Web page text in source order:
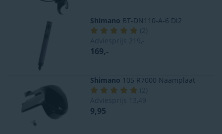
Shimano BT-DN110-A-6 Di2
(2
Adviesprijs 219,-
169,-
Shimano 105 R7000 Naamplaat
(2
Adviesprijs
13,49
9,95